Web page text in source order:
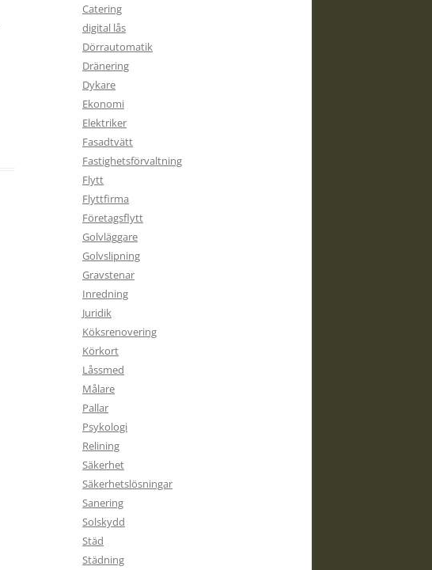
Catering
digital lås
Dörrautomatik
Dränering
Dykare
Ekonomi
Elektriker
Fasadtvätt
Fastighetsförvaltning
Flytt
Flyttfirma
Företagsflytt
Golvläggare
Golvslipning
Gravstenar
Inredning
Juridik
Köksrenovering
Körkort
Låssmed
Målare
Pallar
Psykologi
Relining
Säkerhet
Säkerhetslösningar
Sanering
Solskydd
Städ
Städning